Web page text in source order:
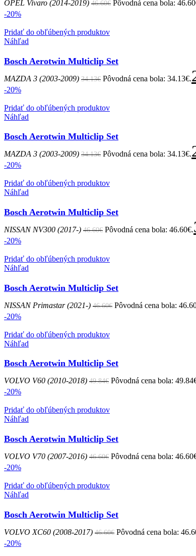
OPEL Vivaro (2014-2019) 46.60€ Pôvodná cena bola:
-20%
Pridať do obľúbených produktov
Náhľad
Bosch Aerotwin Multiclip Set
MAZDA 3 (2003-2009) 34.13€ Pôvodná cena bola: 34.13€.
-20%
Pridať do obľúbených produktov
Náhľad
Bosch Aerotwin Multiclip Set
MAZDA 3 (2003-2009) 34.13€ Pôvodná cena bola: 34.13€.
-20%
Pridať do obľúbených produktov
Náhľad
Bosch Aerotwin Multiclip Set
NISSAN NV300 (2017-) 46.60€ Pôvodná cena bola: 46.60€.
-20%
Pridať do obľúbených produktov
Náhľad
Bosch Aerotwin Multiclip Set
NISSAN Primastar (2021-) 46.60€ Pôvodná cena bola:
-20%
Pridať do obľúbených produktov
Náhľad
Bosch Aerotwin Multiclip Set
VOLVO V60 (2010-2018) 49.84€ Pôvodná cena bola:
-20%
Pridať do obľúbených produktov
Náhľad
Bosch Aerotwin Multiclip Set
VOLVO V70 (2007-2016) 46.60€ Pôvodná cena bola:
-20%
Pridať do obľúbených produktov
Náhľad
Bosch Aerotwin Multiclip Set
VOLVO XC60 (2008-2017) 46.60€ Pôvodná cena bola:
-20%